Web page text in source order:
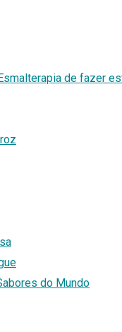
de fazer
do Mundo